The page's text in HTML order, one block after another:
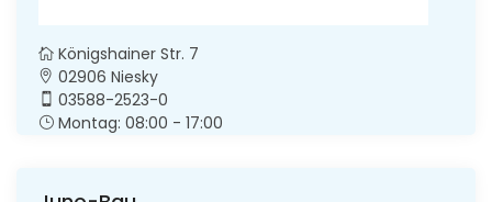
Königshainer Str. 7
02906 Niesky
03588-2523-0
Montag: 08:00 - 17:00